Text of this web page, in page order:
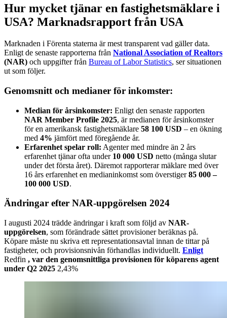
Hur mycket tjänar en fastighetsmäklare i
USA? Marknadsrapport från USA
Marknaden i Förenta staterna är mest transparent vad gäller data.
Enligt de senaste rapporterna från National Association of Realtors
(NAR) och uppgifter från Bureau of Labor Statistics, ser situationen
ut som följer.
Genomsnitt och medianer för inkomster:
Median för årsinkomster: Enligt den senaste rapporten
NAR Member Profile 2025, är medianen för årsinkomster
för en amerikansk fastighetsmäklare 58 100 USD – en ökning
med 4% jämfört med föregående år.
Erfarenhet spelar roll: Agenter med mindre än 2 års
erfarenhet tjänar ofta under 10 000 USD netto (många slutar
under det första året). Däremot rapporterar mäklare med över
16 års erfarenhet en medianinkomst som överstiger85 000 –
100 000 USD.
Ändringar efter NAR-uppgörelsen 2024
I augusti 2024 trädde ändringar i kraft som följd av NAR-
uppgörelsen, som förändrade sättet provisioner beräknas på.
Köpare måste nu skriva ett representationsavtal innan de tittar på
fastigheter, och provisionsnivån förhandlas individuellt. Enligt
Redfin , var den genomsnittliga provisionen för köparens agent
under Q2 2025 2,43%